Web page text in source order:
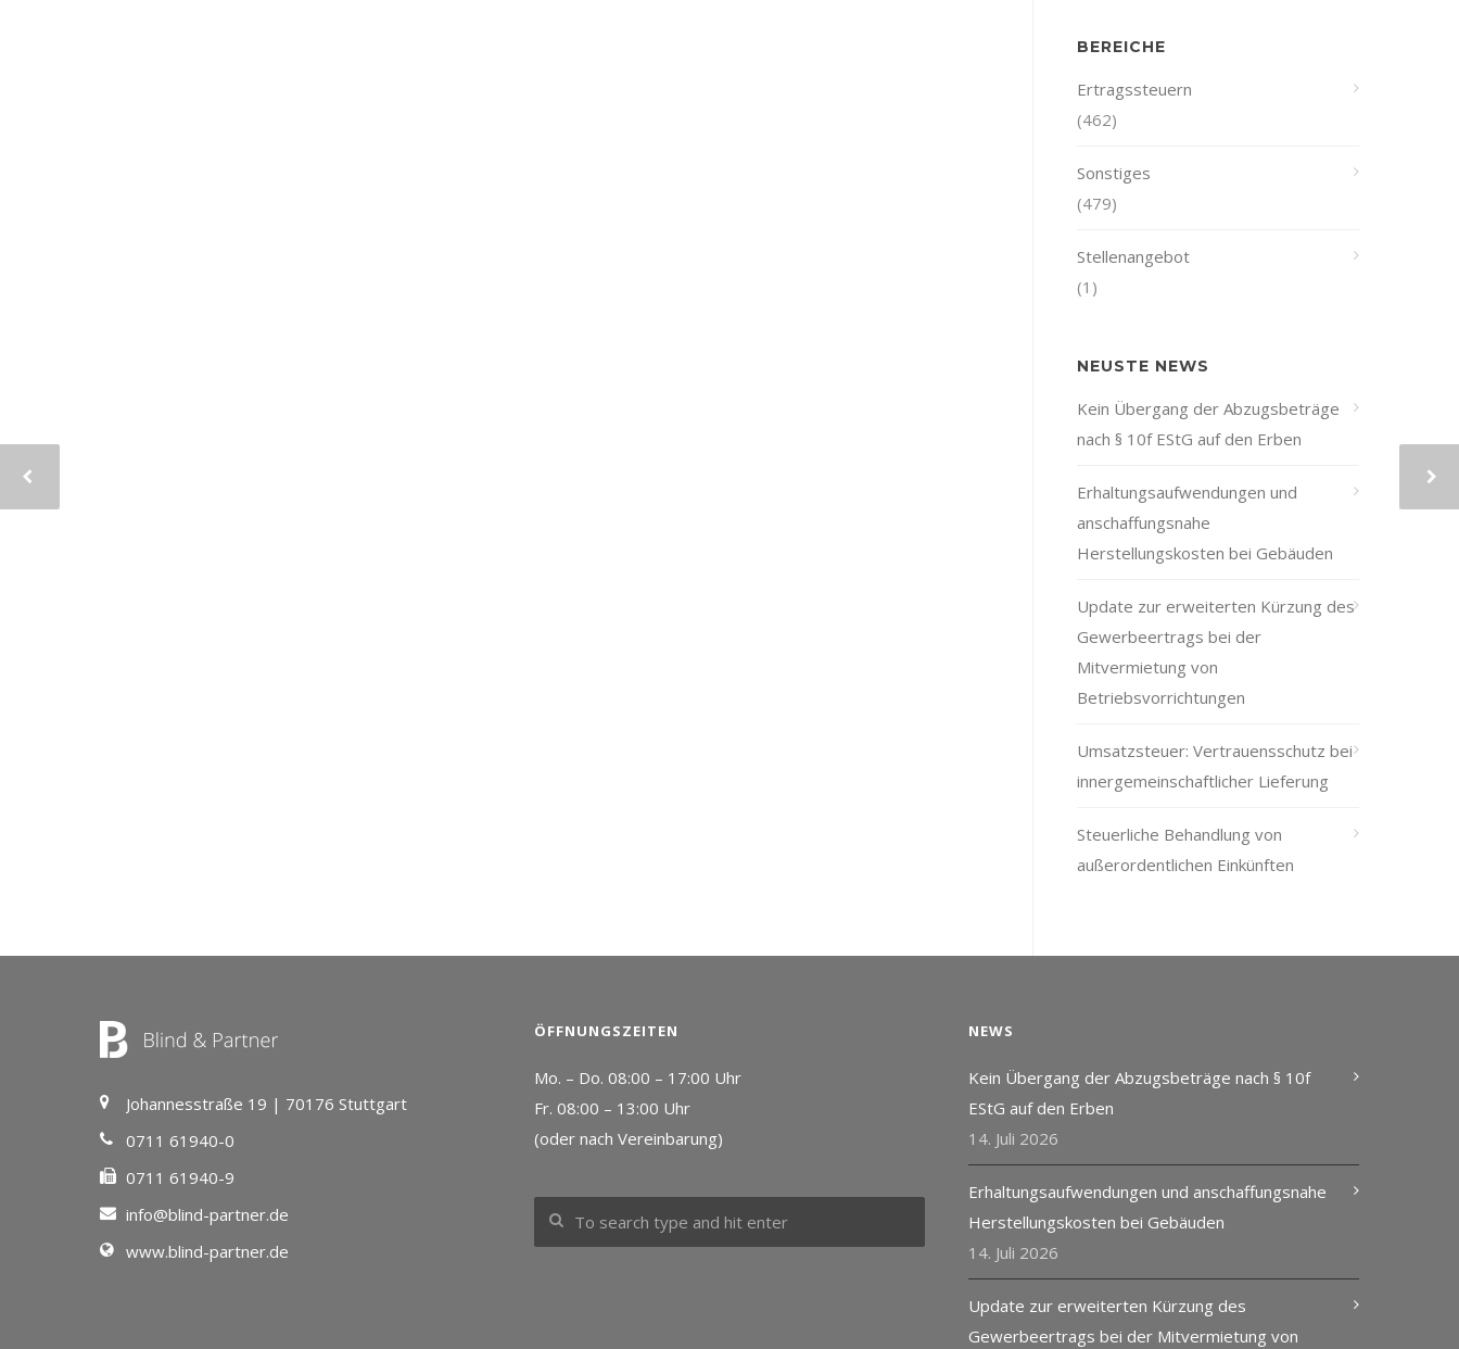
BEREICHE
Ertragssteuern
(462)
Sonstiges
(479)
Stellenangebot
(1)
NEUSTE NEWS
Kein Übergang der Abzugsbeträge
nach § 10f EStG auf den Erben
Erhaltungsaufwendungen und
anschaffungsnahe
Herstellungskosten bei Gebäuden
Update zur erweiterten Kürzung des
Gewerbeertrags bei der
Mitvermietung von
Betriebsvorrichtungen
Umsatzsteuer: Vertrauensschutz bei
innergemeinschaftlicher Lieferung
Steuerliche Behandlung von
außerordentlichen Einkünften
Johannesstraße 19 | 70176 Stuttgart
0711 61940-0
0711 61940-9
info@blind-partner.de
www.blind-partner.de
ÖFFNUNGSZEITEN
Mo. – Do. 08:00 – 17:00 Uhr
Fr. 08:00 – 13:00 Uhr
(oder nach Vereinbarung)
NEWS
Kein Übergang der Abzugsbeträge nach § 10f
EStG auf den Erben
14. Juli 2026
Erhaltungsaufwendungen und anschaffungsnahe
Herstellungskosten bei Gebäuden
14. Juli 2026
Update zur erweiterten Kürzung des
Gewerbeertrags bei der Mitvermietung von